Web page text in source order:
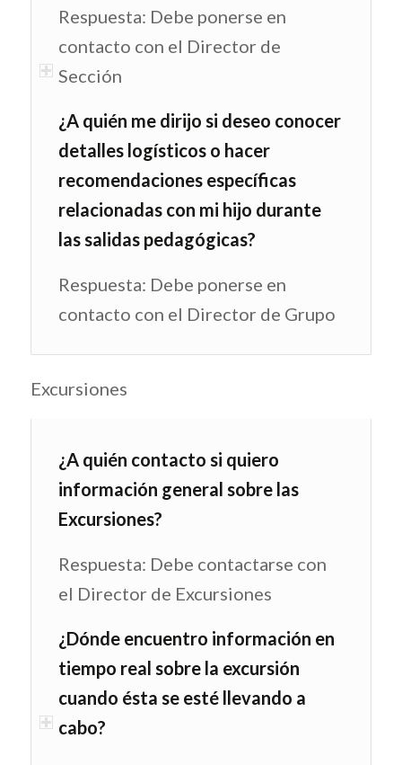
Respuesta: Debe ponerse en
contacto con el Director de
Sección
¿A quién me dirijo si deseo conocer
detalles logísticos o hacer
recomendaciones específicas
relacionadas con mi hijo durante
las salidas pedagógicas?
Respuesta: Debe ponerse en
contacto con el Director de Grupo
Excursiones
¿A quién contacto si quiero
información general sobre las
Excursiones?
Respuesta: Debe contactarse con
el Director de Excursiones
¿Dónde encuentro información en
tiempo real sobre la excursión
cuando ésta se esté llevando a
cabo?